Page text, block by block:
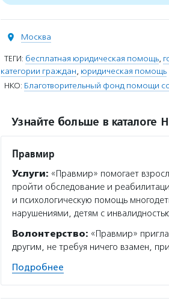
Москва
ТЕГИ: бесплатная юридическая помощь,
категории граждан, юридическая помощь
НКО: Благотворительный фонд помощи
Узнайте больше в каталоге
Правмир
Услуги: «Правмир» помогает
пройти обследование и
и психологическую помощь
нарушениями, детям с
Волонтерство: «Правмир»
другим, не требуя ничего взамен,
Подробнее